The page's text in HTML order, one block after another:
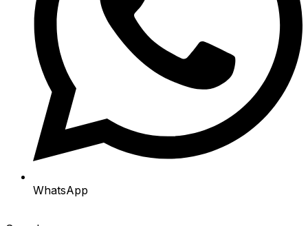
WhatsApp